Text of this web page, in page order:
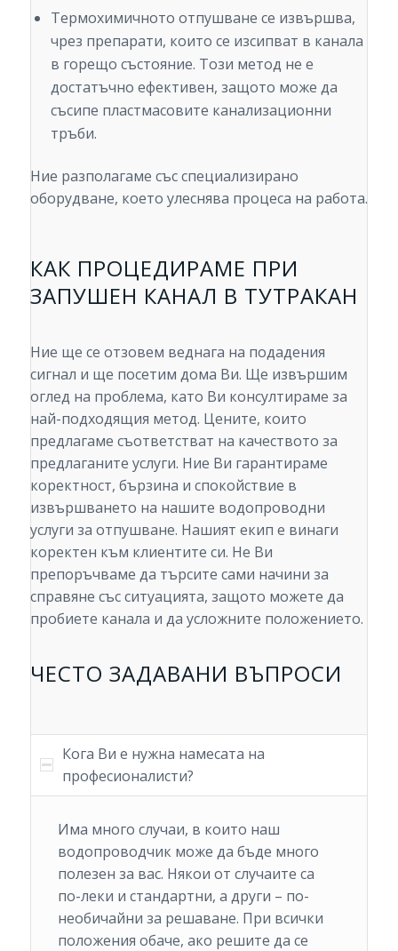
Термохимичното отпушване се извършва,
чрез препарати, които се изсипват в канала
в горещо състояние. Този метод не е
достатъчно ефективен, защото може да
съсипе пластмасовите канализационни
тръби.
Ние разполагаме със специализирано
оборудване, което улеснява процеса на работа.
КАК ПРОЦЕДИРАМЕ ПРИ
ЗАПУШЕН КАНАЛ В ТУТРАКАН
Ние ще се отзовем веднага на подадения
сигнал и ще посетим дома Ви. Ще извършим
оглед на проблема, като Ви консултираме за
най-подходящия метод. Цените, които
предлагаме съответстват на качеството за
предлаганите услуги. Ние Ви гарантираме
коректност, бързина и спокойствие в
извършването на нашите водопроводни
услуги за отпушване. Нашият екип е винаги
коректен към клиентите си. Не Ви
препоръчваме да търсите сами начини за
справяне със ситуацията, защото можете да
пробиете канала и да усложните положението.
ЧЕСТО ЗАДАВАНИ ВЪПРОСИ
Кога Ви е нужна намесата на
професионалисти?
Има много случаи, в които наш
водопроводчик може да бъде много
полезен за вас. Някои от случаите са
по-леки и стандартни, а други – по-
необичайни за решаване. При всички
положения обаче, ако решите да се